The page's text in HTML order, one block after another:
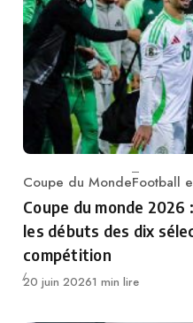
Category
Coupe du MondeFootball
Coupe du monde
les débuts des dix
compétition
Publié
20 juin 20261 min lire